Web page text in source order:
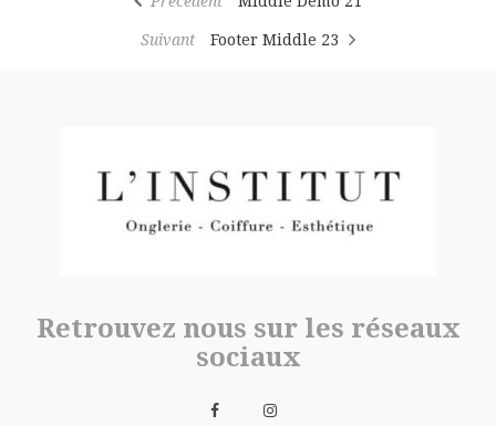
Suivant Footer Middle 23
Retrouvez nous sur les réseaux
sociaux